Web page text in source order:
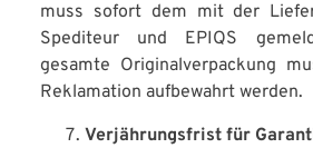
muss sofort dem mit der
Spediteur und EPIQS
gesamte Originalverpackung
Reklamation aufbewahrt werden.
Verjährungsfrist für